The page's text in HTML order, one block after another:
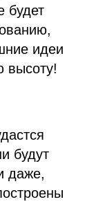
будет
идеи
высоту!
будут
даже,